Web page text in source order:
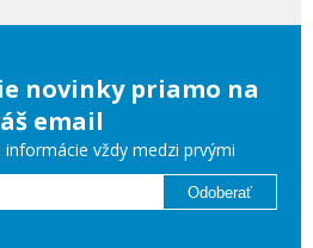
novinky priamo na
email
vždy medzi prvými
Odoberať